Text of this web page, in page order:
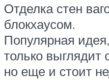
Отделка стен
блокхаусом.
Популярная
только выглядит
но еще и стоит